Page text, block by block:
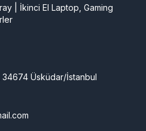
| İkinci El Laptop, Gaming
34674 Üsküdar/İstanbul